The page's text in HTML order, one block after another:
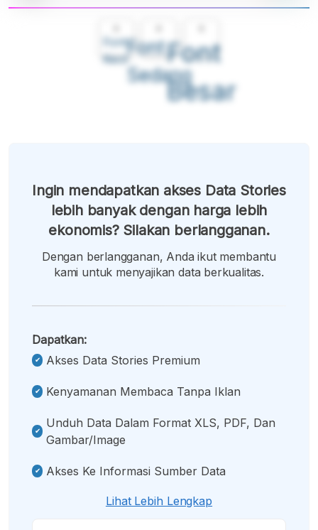
Font
Kecil
Font
Sedang
Font
Besar
Ingin mendapatkan akses Data Stories
lebih banyak dengan harga lebih
ekonomis? Silakan berlangganan.
Dengan berlangganan, Anda ikut membantu
kami untuk menyajikan data berkualitas.
Dapatkan:
Akses Data Stories Premium
Kenyamanan Membaca Tanpa Iklan
Unduh Data Dalam Format XLS, PDF, Dan
Gambar/image
Akses Ke Informasi Sumber Data
Lihat Lebih Lengkap